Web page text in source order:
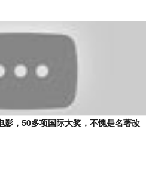
影，50多项国际大奖，不愧是名著改